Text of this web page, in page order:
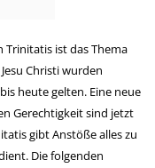
Trinitatis ist das Thema
Christi wurden
heute gelten. Eine neue
Gerechtigkeit sind jetzt
gibt Anstöße alles zu
Die folgenden